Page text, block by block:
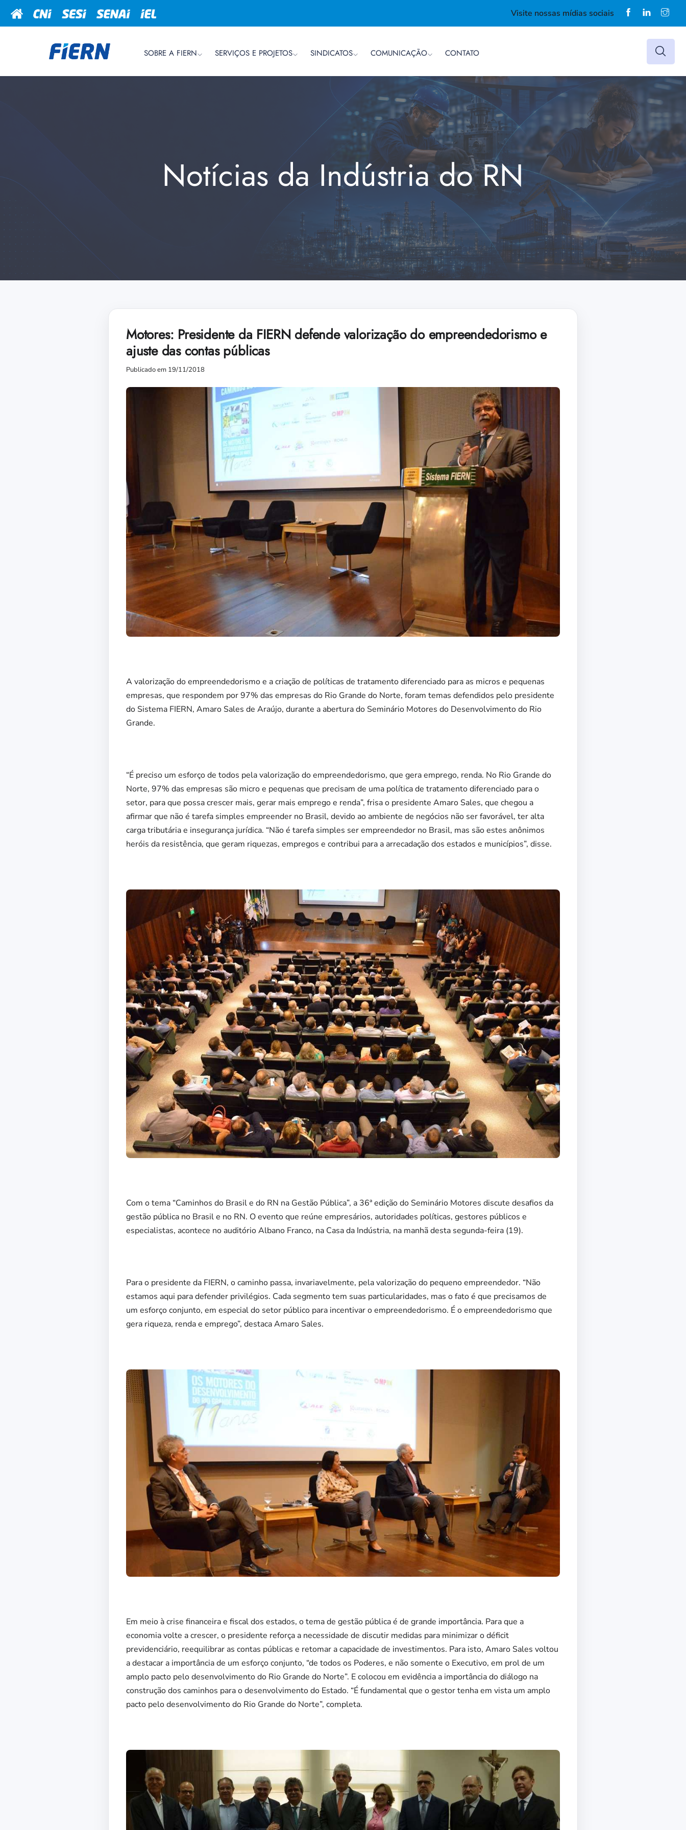
Visite nossas mídias sociais
SOBRE A FIERN SERVIÇOS E PROJETOS SINDICATOS COMUNICAÇÃO CONTATO
Notícias da Indústria do RN
Motores: Presidente da FIERN defende valorização do empreendedorismo e
ajuste das contas públicas
Publicado em 19/11/2018
A valorização do empreendedorismo e a criação de políticas de tratamento diferenciado para as micros e pequenas
empresas, que respondem por 97% das empresas do Rio Grande do Norte, foram temas defendidos pelo presidente
do Sistema FIERN, Amaro Sales de Araújo, durante a abertura do Seminário Motores do Desenvolvimento do Rio
Grande.
“É preciso um esforço de todos pela valorização do empreendedorismo, que gera emprego, renda. No Rio Grande do
Norte, 97% das empresas são micro e pequenas que precisam de uma política de tratamento diferenciado para o
setor, para que possa crescer mais, gerar mais emprego e renda”, frisa o presidente Amaro Sales, que chegou a
afirmar que não é tarefa simples empreender no Brasil, devido ao ambiente de negócios não ser favorável, ter alta
carga tributária e insegurança jurídica. “Não é tarefa simples ser empreendedor no Brasil, mas são estes anônimos
heróis da resistência, que geram riquezas, empregos e contribui para a arrecadação dos estados e municípios”, disse.
Com o tema “Caminhos do Brasil e do RN na Gestão Pública”, a 36ª edição do Seminário Motores discute desafios da
gestão pública no Brasil e no RN. O evento que reúne empresários, autoridades políticas, gestores públicos e
especialistas, acontece no auditório Albano Franco, na Casa da Indústria, na manhã desta segunda-feira (19).
Para o presidente da FIERN, o caminho passa, invariavelmente, pela valorização do pequeno empreendedor. “Não
estamos aqui para defender privilégios. Cada segmento tem suas particularidades, mas o fato é que precisamos de
um esforço conjunto, em especial do setor público para incentivar o empreendedorismo. É o empreendedorismo que
gera riqueza, renda e emprego”, destaca Amaro Sales.
Em meio à crise financeira e fiscal dos estados, o tema de gestão pública é de grande importância. Para que a
economia volte a crescer, o presidente reforça a necessidade de discutir medidas para minimizar o déficit
previdenciário, reequilibrar as contas públicas e retomar a capacidade de investimentos. Para isto, Amaro Sales voltou
a destacar a importância de um esforço conjunto, “de todos os Poderes, e não somente o Executivo, em prol de um
amplo pacto pelo desenvolvimento do Rio Grande do Norte”. E colocou em evidência a importância do diálogo na
construção dos caminhos para o desenvolvimento do Estado. “É fundamental que o gestor tenha em vista um amplo
pacto pelo desenvolvimento do Rio Grande do Norte”, completa.